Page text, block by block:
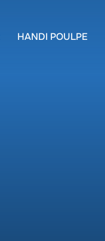
HANDI POULPE